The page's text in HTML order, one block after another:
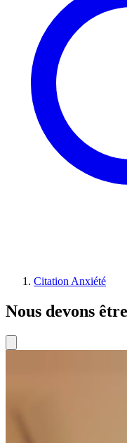
Citation Anxiété
Nous devons